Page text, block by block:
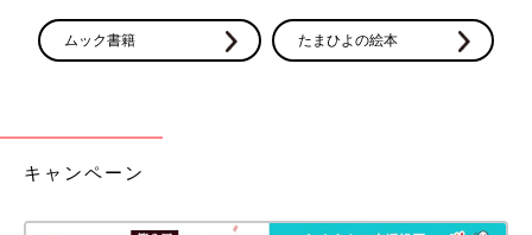
ムック書籍 たまひよの絵本
キャンペーン